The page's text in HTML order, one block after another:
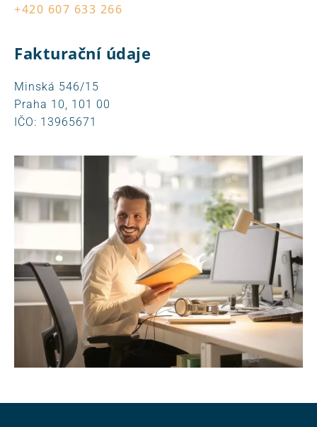
+420 607 633 266
Fakturační údaje
Minská 546/15
Praha 10, 101 00
IČO: 13965671